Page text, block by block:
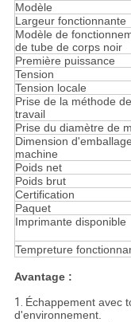
Modèle
Largeur fonctionnante
Modèle de
de tube de corps noir
Première puissance
Tension
Tension locale
Prise de la méthode de
travail
Prise du diamètre de
Dimension
machine
Poids net
Poids brut
Certification
Paquet
Imprimante disponible
Tempreture
Avantage :
1. Échappement avec
d'environnement.